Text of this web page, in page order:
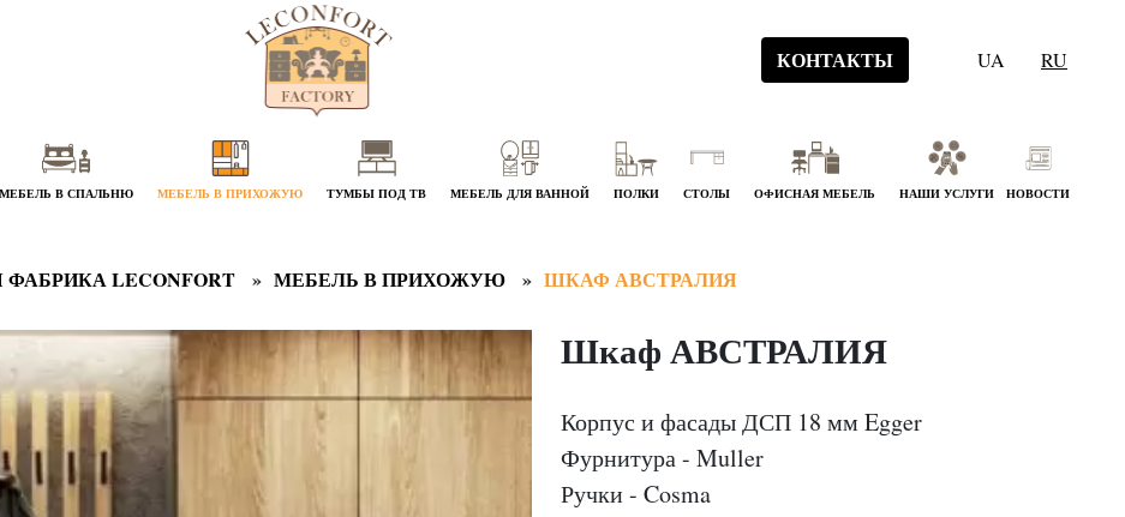
КОНТАКТЫ UA RU
МЕБЕЛЬ В СПАЛЬНЮ МЕБЕЛЬ В ПРИХОЖУЮ ТУМБЫ ПОД ТВ МЕБЕЛЬ ДЛЯ ВАННОЙ ПОЛКИ СТОЛЫ ОФИСНАЯ МЕБЕЛЬ НАШИ УСЛУГИ НОВОСТИ
LECONFORT МЕБЕЛЬ В ПРИХОЖУЮ ШКАФ АВСТРАЛИЯ
Шкаф АВСТРАЛИЯ
Корпус и фасады ДСП 18 мм Egger
Фурнитура - Muller
Ручки - Cosma